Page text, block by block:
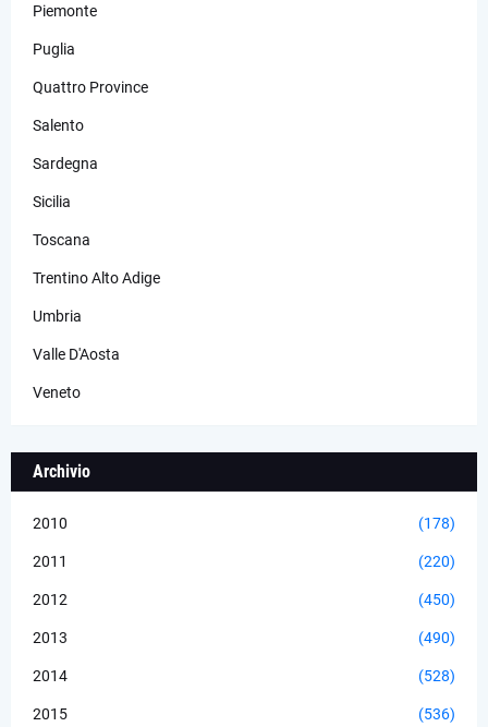
Piemonte
Puglia
Quattro Province
Salento
Sardegna
Sicilia
Toscana
Trentino Alto Adige
Umbria
Valle D'Aosta
Veneto
Archivio
2010 (178)
2011 (220)
2012 (450)
2013 (490)
2014 (528)
2015 (536)